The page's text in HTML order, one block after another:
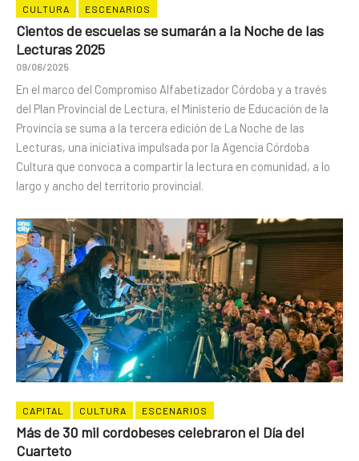
CULTURA ESCENARIOS
Cientos de escuelas se sumarán a la Noche de las
Lecturas 2025
09/06/2025
En el marco del Compromiso Alfabetizador Córdoba y a través
del Plan Provincial de Lectura, el Ministerio de Educación de la
Provincia se suma a la tercera edición de La Noche de las
Lecturas, una iniciativa impulsada por la Agencia Córdoba
Cultura que convoca a compartir la lectura en comunidad, a lo
largo y ancho del territorio provincial.
CAPITAL CULTURA ESCENARIOS
Más de 30 mil cordobeses celebraron el Día del
Cuarteto